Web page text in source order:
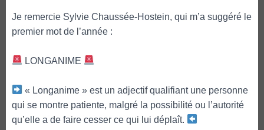
Je remercie Sylvie Chaussée-Hostein, qui m’a suggéré le
premier mot de l’année :
LONGANIME
« Longanime » est un adjectif qualifiant une personne
qui se montre patiente, malgré la possibilité ou l’autorité
qu’elle a de faire cesser ce qui lui déplaît.